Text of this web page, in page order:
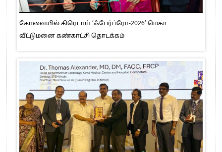
கோவையில் கிரெடாய் ‘ஃபேர்ப்ரோ-2026’ மெகா
வீட்டுமனை கண்காட்சி தொடக்கம்